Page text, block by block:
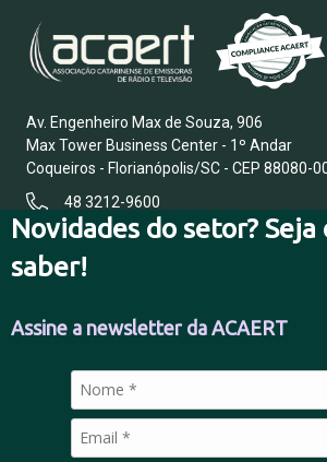
Novidades do setor?
saber!
Assine a newsletter da ACAERT
Av. Engenheiro Max de Souza, 906
Max Tower Business Center - 1º Andar
Coqueiros - Florianópolis/SC - CEP 88080-
48 3212-9600
FALE CONOSCO
POLÍTICA DE PRIVACIDADE